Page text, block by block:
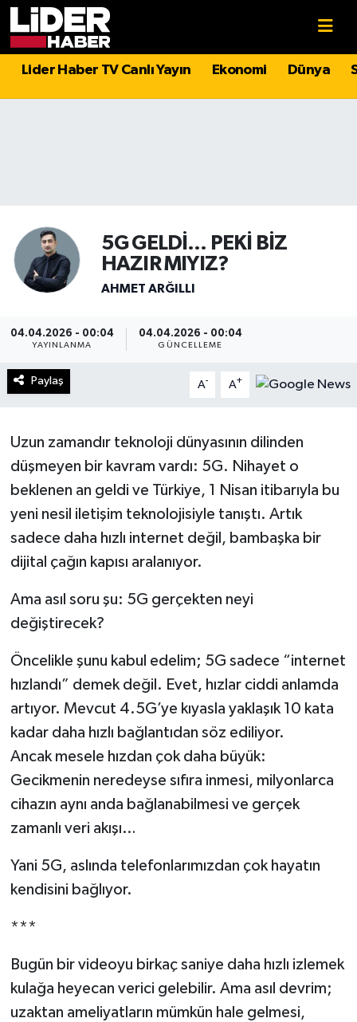
Lider Haber TV Canlı Yayın Ekonomi Dünya
5G GELDİ… PEKİ BİZ
HAZIR MIYIZ?
AHMET ARĞILLI
04.04.2026 - 00:04
YAYINLANMA
04.04.2026 - 00:04
GÜNCELLEME
Paylaş A- A+
Uzun zamandır teknoloji dünyasının dilinden
düşmeyen bir kavram vardı: 5G. Nihayet o
beklenen an geldi ve Türkiye, 1 Nisan itibarıyla bu
yeni nesil iletişim teknolojisiyle tanıştı. Artık
sadece daha hızlı internet değil, bambaşka bir
dijital çağın kapısı aralanıyor.
Ama asıl soru şu: 5G gerçekten neyi
değiştirecek?
Öncelikle şunu kabul edelim; 5G sadece “internet
hızlandı” demek değil. Evet, hızlar ciddi anlamda
artıyor. Mevcut 4.5G’ye kıyasla yaklaşık 10 kata
kadar daha hızlı bağlantıdan söz ediliyor.
Ancak mesele hızdan çok daha büyük:
Gecikmenin neredeyse sıfıra inmesi, milyonlarca
cihazın aynı anda bağlanabilmesi ve gerçek
zamanlı veri akışı…
Yani 5G, aslında telefonlarımızdan çok hayatın
kendisini bağlıyor.
***
Bugün bir videoyu birkaç saniye daha hızlı izlemek
kulağa heyecan verici gelebilir. Ama asıl devrim;
uzaktan ameliyatların mümkün hale gelmesi,
Politika
Spor
Teknoloji
Turizm
Lider Haber TV Canlı Yayın izle
Hava Durumu
Tüm Manşetler
Haber Arşivi